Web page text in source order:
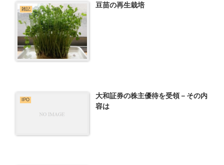
雑記 豆苗の再生栽培
IPO
大和証券の株主優待を受領－その内
容は